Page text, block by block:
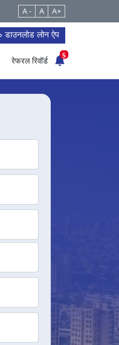
A - A A+
डाउनलोड लोन ऐप
रेफरल रिवॉर्ड
5